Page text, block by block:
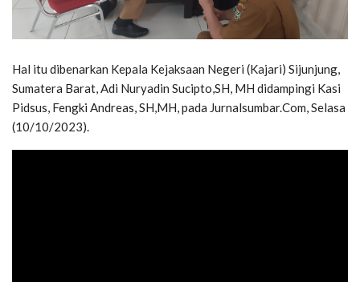
Hal itu dibenarkan Kepala Kejaksaan Negeri (Kajari) Sijunjung,
Sumatera Barat, Adi Nuryadin Sucipto,SH, MH didampingi Kasi
Pidsus, Fengki Andreas, SH,MH, pada Jurnalsumbar.Com, Selasa
(10/10/2023).